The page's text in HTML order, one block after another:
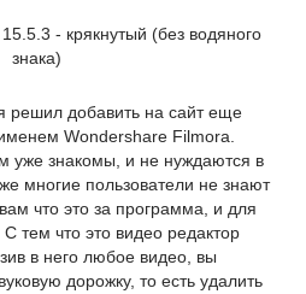
решил добавить на сайт еще
Wondershare Filmora.
уже знакомы, и не нуждаются в
многие пользователи не знают
что это за программа, и для
тем что это видео редактор
в него любое видео, вы
дорожку, то есть удалить